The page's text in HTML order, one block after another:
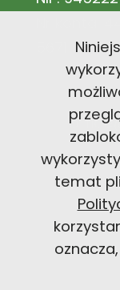
temat
+48